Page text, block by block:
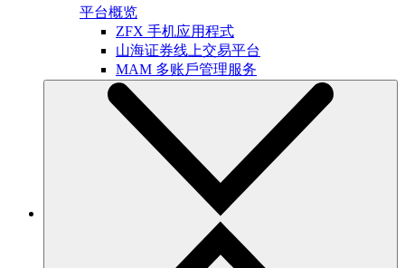
平台概览
ZFX 手机应用程式
山海证券线上交易平台
MAM 多账戶管理服务